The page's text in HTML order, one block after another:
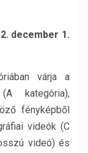
december 1.
várja a
kategória),
fényképből
videók (C
videó) és